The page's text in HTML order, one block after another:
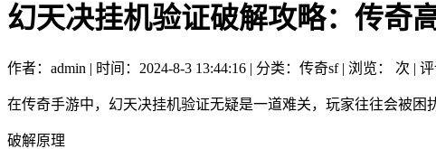
幻天决挂机验证破解攻略：传奇
作者：admin | 时间：2024-8-3 13:44:16 | 分类：传奇sf | 浏览： 次 | 评
在传奇手游中，幻天决挂机验证无疑是一道难关，玩家往往会被
破解原理